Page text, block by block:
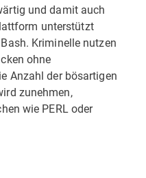
und damit auch
unterstützt
Kriminelle nutzen
ohne
Anzahl der bösartigen
zunehmen,
wie PERL oder